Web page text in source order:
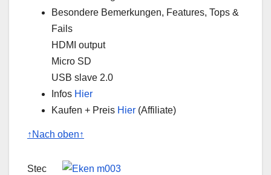
Besondere Bemerkungen, Features, Tops &
Fails
HDMI output
Micro SD
USB slave 2.0
Infos Hier
Kaufen + Preis Hier (Affiliate)
↑Nach oben↑
Stec